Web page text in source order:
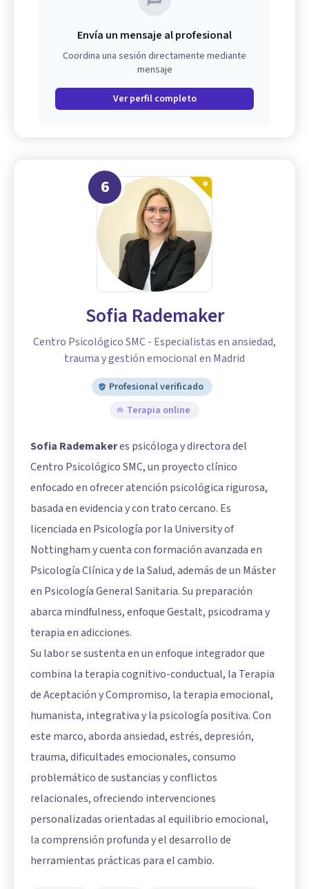
Envía un mensaje al profesional
Coordina una sesión directamente mediante
mensaje
Ver perfil completo
6
Sofia Rademaker
Centro Psicológico SMC - Especialistas en ansiedad,
trauma y gestión emocional en Madrid
Profesional verificado
Terapia online
Sofia Rademakeres psicóloga y directora del
Centro Psicológico SMC, un proyecto clínico
enfocado en ofrecer atención psicológica rigurosa,
basada en evidencia y con trato cercano. Es
licenciada en Psicología por la University of
Nottingham y cuenta con formación avanzada en
Psicología Clínica y de la Salud, además de un Máster
en Psicología General Sanitaria. Su preparación
abarca mindfulness, enfoque Gestalt, psicodrama y
terapia en adicciones.
Su labor se sustenta en un enfoque integrador que
combina la terapia cognitivo-conductual, la Terapia
de Aceptación y Compromiso, la terapia emocional,
humanista, integrativa y la psicología positiva. Con
este marco, aborda ansiedad, estrés, depresión,
trauma, dificultades emocionales, consumo
problemático de sustancias y conflictos
relacionales, ofreciendo intervenciones
personalizadas orientadas al equilibrio emocional,
la comprensión profunda y el desarrollo de
herramientas prácticas para el cambio.